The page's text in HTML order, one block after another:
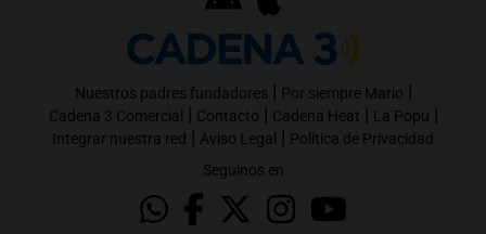
Nuestros padres fundadores | Por siempre Mario |
Cadena 3 Comercial | Contacto | Cadena Heat | La Popu |
Integrar nuestra red | Aviso Legal | Política de Privacidad
Seguinos en